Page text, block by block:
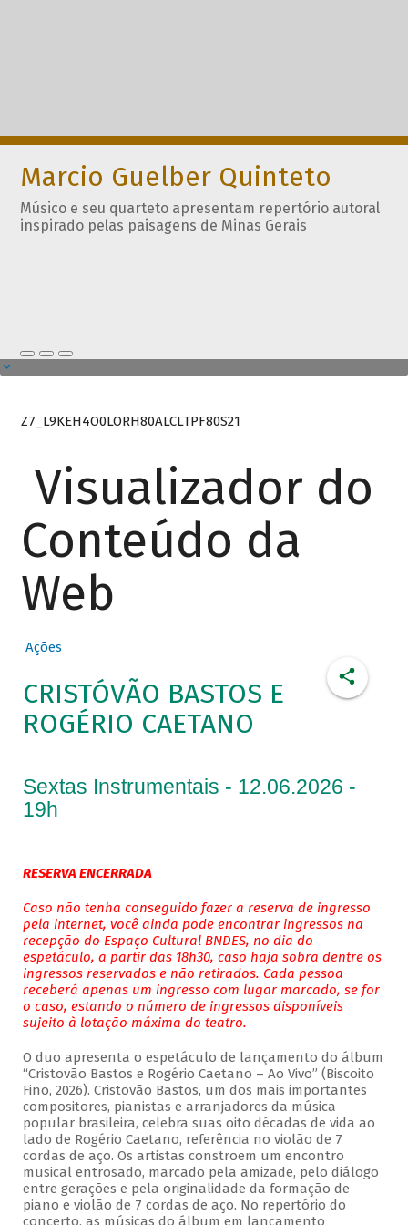
Marcio Guelber Quinteto
Músico e seu quarteto apresentam repertório autoral
inspirado pelas paisagens de Minas Gerais
Z7_L9KEH4O0LORH80ALCLTPF80S21
Visualizador do
Conteúdo da
Web
Ações
CRISTÓVÃO BASTOS E
ROGÉRIO CAETANO
Sextas Instrumentais - 12.06.2026 -
19h
RESERVA ENCERRADA
Caso não tenha conseguido fazer a reserva de ingresso
pela internet, você ainda pode encontrar ingressos na
recepção do Espaço Cultural BNDES, no dia do
espetáculo, a partir das 18h30, caso haja sobra dentre os
ingressos reservados e não retirados. Cada pessoa
receberá apenas um ingresso com lugar marcado, se for
o caso, estando o número de ingressos disponíveis
sujeito à lotação máxima do teatro.
O duo apresenta o espetáculo de lançamento do álbum
“Cristovão Bastos e Rogério Caetano – Ao Vivo” (Biscoito
Fino, 2026). Cristovão Bastos, um dos mais importantes
compositores, pianistas e arranjadores da música
popular brasileira, celebra suas oito décadas de vida ao
lado de Rogério Caetano, referência no violão de 7
cordas de aço. Os artistas constroem um encontro
musical entrosado, marcado pela amizade, pelo diálogo
entre gerações e pela originalidade da formação de
piano e violão de 7 cordas de aço. No repertório do